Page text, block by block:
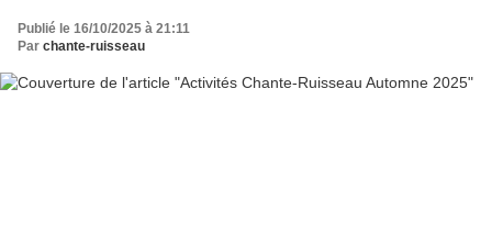
Publié le 16/10/2025 à 21:11
Par chante-ruisseau